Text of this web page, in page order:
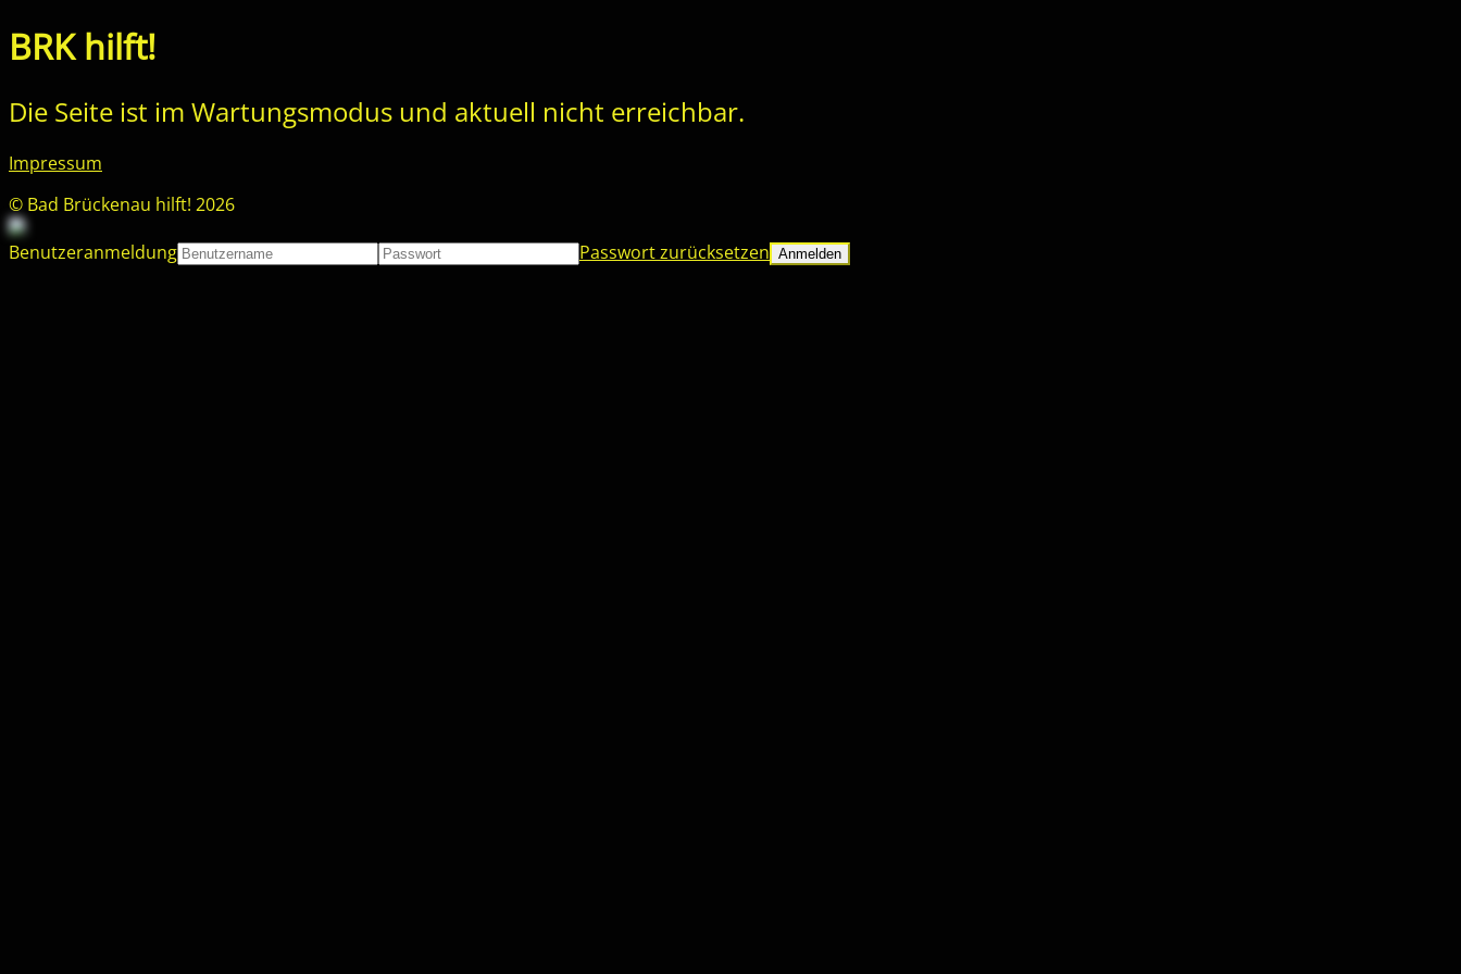
BRK hilft!
Die Seite ist im Wartungsmodus und aktuell nicht erreichbar.
Impressum
© Bad Brückenau hilft! 2026
Benutzeranmeldung
Passwort zurücksetzen